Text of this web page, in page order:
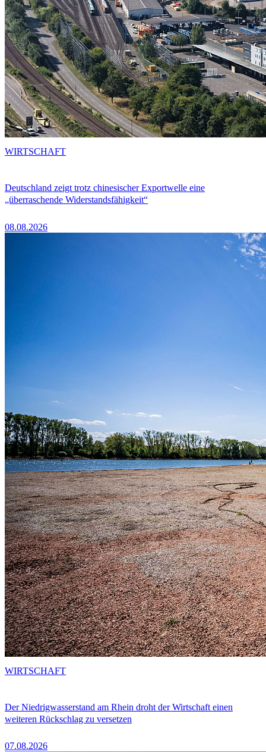
Deutschland zeigt trotz chinesischer Exportwelle eine
„überraschende Widerstandsfähigkeit“
08.08.2026
WIRTSCHAFT
Der Niedrigwasserstand am Rhein droht der Wirtschaft einen
weiteren Rückschlag zu versetzen
07.08.2026
WIRTSCHAFT